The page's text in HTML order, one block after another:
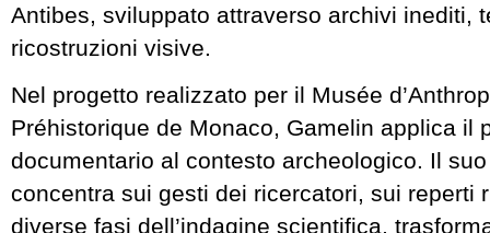
Antibes, sviluppato attraverso archivi inediti,
ricostruzioni visive.
Nel progetto realizzato per il Musée
Préhistorique de Monaco, Gamelin applica il
documentario al contesto archeologico. Il
concentra sui gesti dei ricercatori, sui reperti
diverse fasi dell’indagine scientifica,